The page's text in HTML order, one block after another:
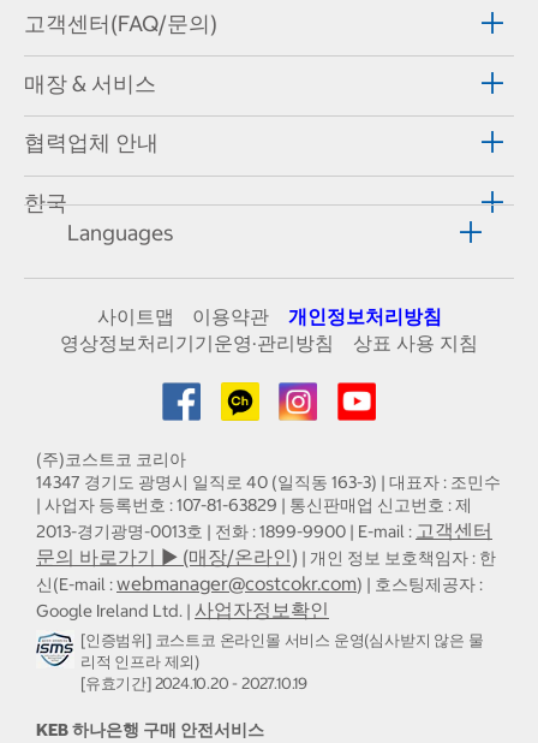
고객센터(FAQ/문의)
매장 & 서비스
협력업체 안내
한국
Languages
사이트맵 이용약관
개인정보처리방침
영상정보처리기기운영·관리방침
상표 사용 지침
(주)코스트코 코리아
14347 경기도 광명시 일직로 40 (일직동 163-3) | 대표자 : 조민수
| 사업자 등록번호 : 107-81-63829 | 통신판매업 신고번호 : 제
2013-경기광명-0013호 | 전화 : 1899-9900 | E-mail : 고객센터
문의 바로가기 ▶ (매장/온라인) | 개인 정보 보호책임자 : 한
신(E-mail :webmanager@costcokr.com) | 호스팅제공자 :
Google Ireland Ltd. | 사업자정보확인
[인증범위] 코스트코 온라인몰 서비스 운영(심사받지 않은 물
리적 인프라 제외)
[유효기간] 2024.10.20 - 2027.10.19
KEB 하나은행 구매 안전서비스